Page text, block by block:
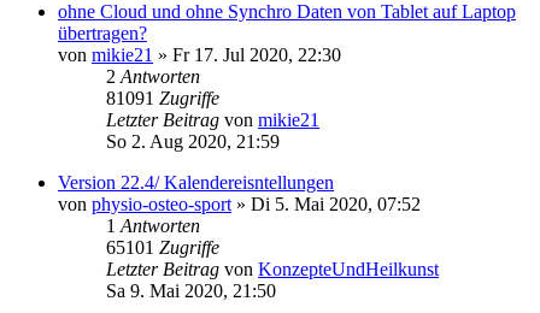
ohne Cloud und ohne Synchro Daten von Tablet auf Laptop
übertragen?
von mikie21 » Fr 17. Jul 2020, 22:30
2 Antworten
81091 Zugriffe
Letzter Beitrag von mikie21
So 2. Aug 2020, 21:59
Version 22.4/ Kalendereisntellungen
von physio-osteo-sport » Di 5. Mai 2020, 07:52
1 Antworten
65101 Zugriffe
Letzter Beitrag von KonzepteUndHeilkunst
Sa 9. Mai 2020, 21:50